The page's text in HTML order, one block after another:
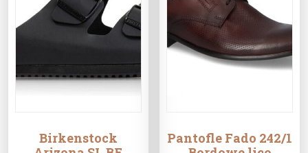
Birkenstock
Pantofle Fado 242/1